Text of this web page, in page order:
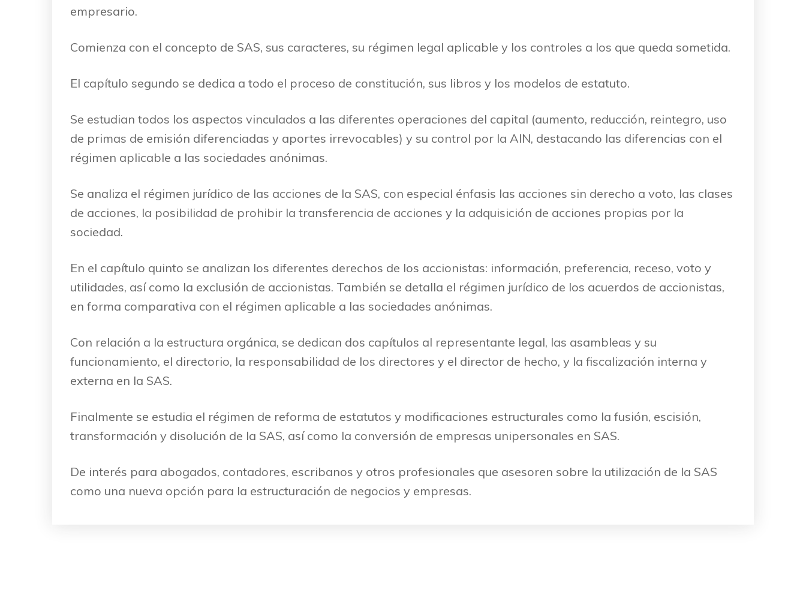
empresario.
Comienza con el concepto de SAS, sus caracteres, su régimen legal aplicable y los controles a los que queda sometida.
El capítulo segundo se dedica a todo el proceso de constitución, sus libros y los modelos de estatuto.
Se estudian todos los aspectos vinculados a las diferentes operaciones del capital (aumento, reducción, reintegro, uso
de primas de emisión diferenciadas y aportes irrevocables) y su control por la AIN, destacando las diferencias con el
régimen aplicable a las sociedades anónimas.
Se analiza el régimen jurídico de las acciones de la SAS, con especial énfasis las acciones sin derecho a voto, las clases
de acciones, la posibilidad de prohibir la transferencia de acciones y la adquisición de acciones propias por la
sociedad.
En el capítulo quinto se analizan los diferentes derechos de los accionistas: información, preferencia, receso, voto y
utilidades, así como la exclusión de accionistas. También se detalla el régimen jurídico de los acuerdos de accionistas,
en forma comparativa con el régimen aplicable a las sociedades anónimas.
Con relación a la estructura orgánica, se dedican dos capítulos al representante legal, las asambleas y su
funcionamiento, el directorio, la responsabilidad de los directores y el director de hecho, y la fiscalización interna y
externa en la SAS.
Finalmente se estudia el régimen de reforma de estatutos y modificaciones estructurales como la fusión, escisión,
transformación y disolución de la SAS, así como la conversión de empresas unipersonales en SAS.
De interés para abogados, contadores, escribanos y otros profesionales que asesoren sobre la utilización de la SAS
como una nueva opción para la estructuración de negocios y empresas.